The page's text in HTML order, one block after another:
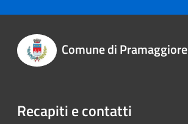
Comune di Pramaggiore
Recapiti e contatti